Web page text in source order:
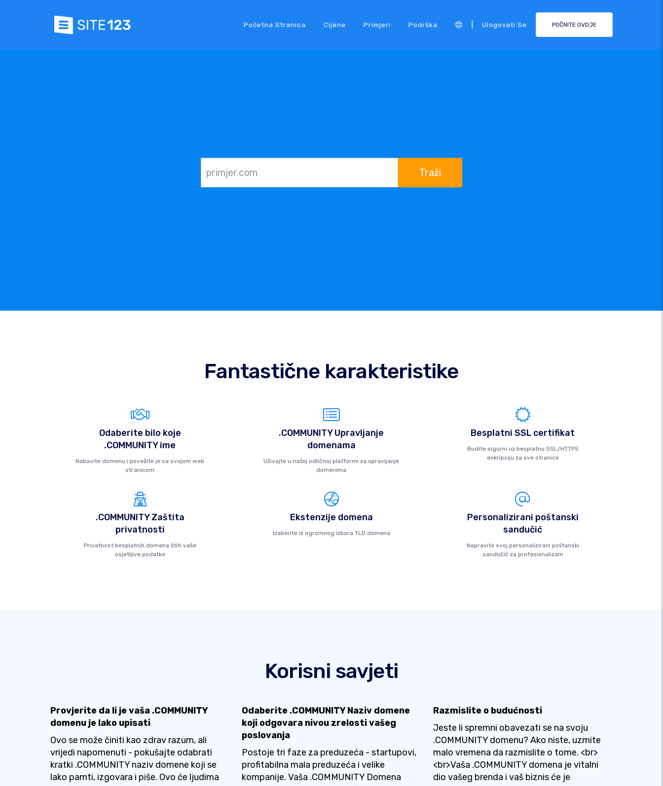
Početna Stranica Cijene Primjeri Podrška Ulogovati Se POČNITE OVDJE
Traži
Fantastične karakteristike
Odaberite bilo koje
.COMMUNITY ime
Nabavite domenu i povežite je sa svojom web
stranicom
.COMMUNITY Upravljanje
domenama
Uživajte u našoj odličnoj platformi za upravljanje
domenima
Besplatni SSL certifikat
Budite sigurni uz besplatnu SSL/HTTPS
enkripciju za sve stranice
.COMMUNITY Zaštita
privatnosti
Privatnost besplatnih domena štiti vaše
osjetljive podatke
Ekstenzije domena
Izaberite iz ogromnog izbora TLD domena
Personalizirani poštanski
sandučić
Napravite svoj personalizirani poštanski
sandučić za profesionalizam
Korisni savjeti
Provjerite da li je vaša .COMMUNITY
domenu je lako upisati
Ovo se može činiti kao zdrav razum, ali
vrijedi napomenuti - pokušajte odabrati
kratki .COMMUNITY naziv domene koji se
lako pamti, izgovara i piše. Ovo će ljudima
Odaberite .COMMUNITY Naziv domene
koji odgovara nivou zrelosti vašeg
poslovanja
Postoje tri faze za preduzeća - startupovi,
profitabilna mala preduzeća i velike
kompanije. Vaša .COMMUNITY Domena
Razmislite o budućnosti
Jeste li spremni obavezati se na svoju
.COMMUNITY domenu? Ako niste, uzmite
malo vremena da razmislite o tome. <br>
<br>Vaša .COMMUNITY domena je vitalni
dio vašeg brenda i vaš biznis će je